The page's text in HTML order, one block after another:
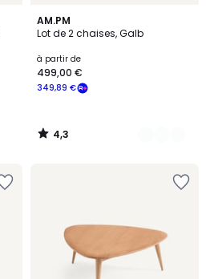
AM.PM
Lot de 2 chaises, Galb
à partir de
349,89 €
499,00 €
4,3
/ 5
2
Couleurs
4,3
/